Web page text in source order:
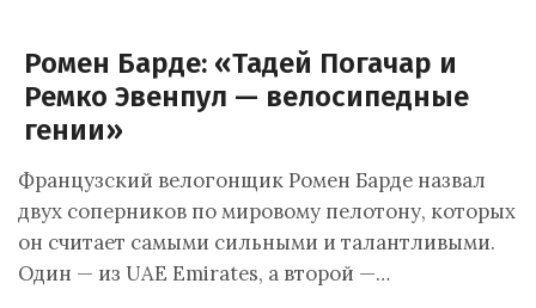
Ромен Барде: «Тадей Погачар и
Ремко Эвенпул — велосипедные
гении»
Французский велогонщик Ромен Барде назвал
двух соперников по мировому пелотону, которых
он считает самыми сильными и талантливыми.
Один — из UAE Emirates, а второй —…